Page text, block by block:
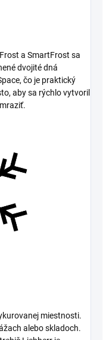
a SmartFrost sa
dvojité dná
čo je praktický
aby sa rýchlo vytvoril
miestnosti.
alebo skladoch.